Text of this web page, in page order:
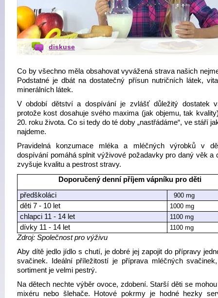
diskuse
Co by všechno měla obsahovat vyvážená strava našich
Podstatné je dbát na dostatečný přísun nutričních látek,
minerálních látek.
V období dětství a dospívání je zvlášť důležitý dostatek
protože kost dosahuje svého maxima (jak objemu, tak
20. roku života. Co si tedy do té doby „nastřádáme“, ve stáří
najdeme.
Pravidelná konzumace mléka a mléčných výrobků v
dospívání pomáhá splnit výživové požadavky pro daný věk a
zvyšuje kvalitu a pestrost stravy.
Doporučený denní příjem vápníku pro děti
předškoláci
900 mg
děti 7 - 10 let 1000 mg
chlapci 11 - 14 let 1100 mg
dívky 11 - 14 let 1100 mg
Zdroj: Společnost pro výživu
Aby dítě jedlo jídlo s chutí, je dobré jej zapojit do přípravy
svačinek. Ideální příležitostí je příprava mléčných
sortiment je velmi pestrý.
Na dětech nechte výběr ovoce, zdobení. Starší děti se
mixéru nebo šlehače. Hotové pokrmy je hodné hezky